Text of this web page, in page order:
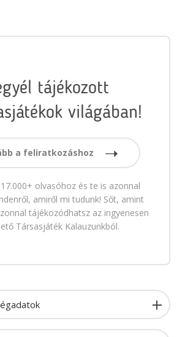
tájékozott
világában!
a feliratkozáshoz
olvasóhoz és te is azonnal
amiről mi tudunk! Sőt, amint
tájékozódhatsz az ingyenesen
Társasjáték Kalauzunkból.